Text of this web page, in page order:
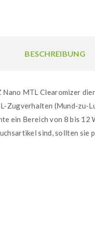
BESCHREIBUNG
MTL Clearomizer
Zugverhalten (Mund-
ein Bereich von 8 bis
sind, sollten sie